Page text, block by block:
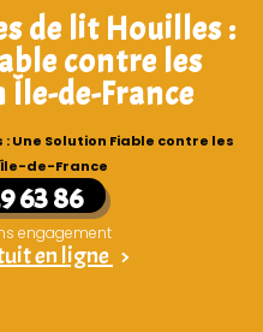
de lit Houilles :
contre les
de-France
Une Solution Fiable contre les
de-France
63 86
engagement
en ligne >